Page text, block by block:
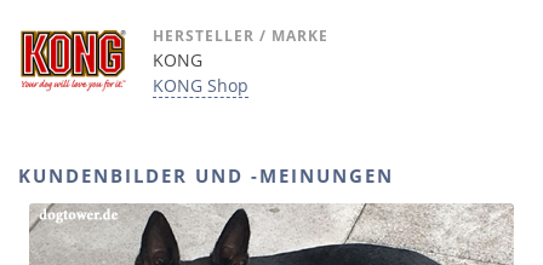
HERSTELLER / MARKE
KONG
KONG Shop
KUNDENBILDER UND -MEINUNGEN